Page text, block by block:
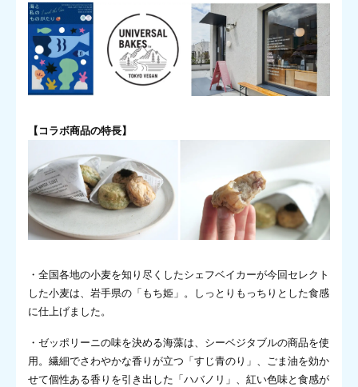
【コラボ商品の特長】
・全国各地の小麦を知り尽くしたシェフベイカーが今回セレクト
した小麦は、岩手県の「もち姫」。しっとりもっちりとした食感
に仕上げました。
・ゼッポリーニの味を決める海藻は、シーベジタブルの商品を使
用。繊細でさわやかな香りが立つ「すじ青のり」、ごま油を効か
せて個性ある香りを引き出した「ハバノリ」、紅い色味と食感が